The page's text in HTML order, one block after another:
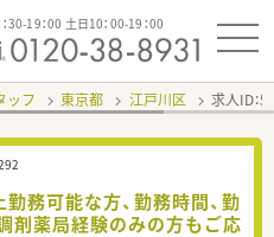
30-19：00 土日10：00-19：00
ッフ 東京都 江戸川区 求人ID：
務可能な方、勤務時間、勤
剤薬局経験のみの方もご応